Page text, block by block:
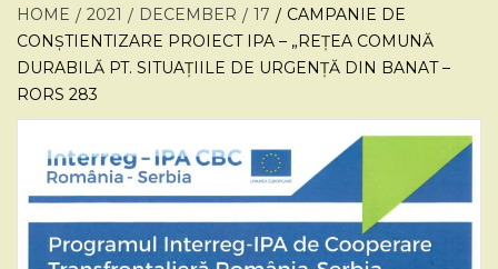
HOME 2021 DECEMBER 17
CAMPANIE DE
CONȘTIENTIZARE PROIECT IPA – „REȚEA COMUNĂ
DURABILĂ PT. SITUAȚIILE DE URGENȚĂ DIN BANAT –
RORS 283